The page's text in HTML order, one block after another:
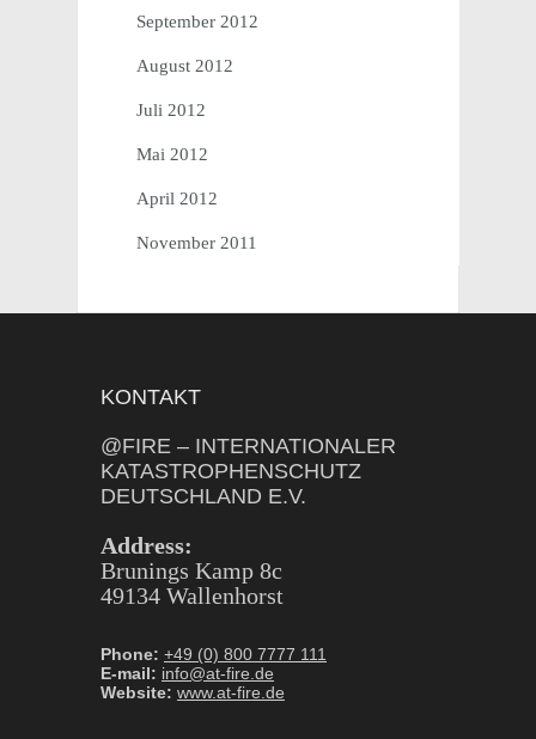
September 2012
August 2012
Juli 2012
Mai 2012
April 2012
November 2011
KONTAKT
@FIRE – INTERNATIONALER
KATASTROPHENSCHUTZ
DEUTSCHLAND E.V.
Address:
Brunings Kamp 8c
49134 Wallenhorst
Phone: +49 (0) 800 7777 111
E-mail: info@at-fire.de
Website: www.at-fire.de